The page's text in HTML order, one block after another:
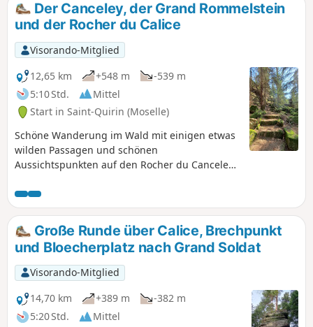
Der Canceley, der Grand Rommelstein
und der Rocher du Calice
Visorando-Mitglied
12,65 km
+548 m
-539 m
5:10 Std.
Mittel
Start in Saint-Quirin (Moselle)
Schöne Wanderung im Wald mit einigen etwas
wilden Passagen und schönen
Aussichtspunkten auf den Rocher du Canceley
Große Runde über Calice, Brechpunkt
und Bloecherplatz nach Grand Soldat
Visorando-Mitglied
14,70 km
+389 m
-382 m
5:20 Std.
Mittel